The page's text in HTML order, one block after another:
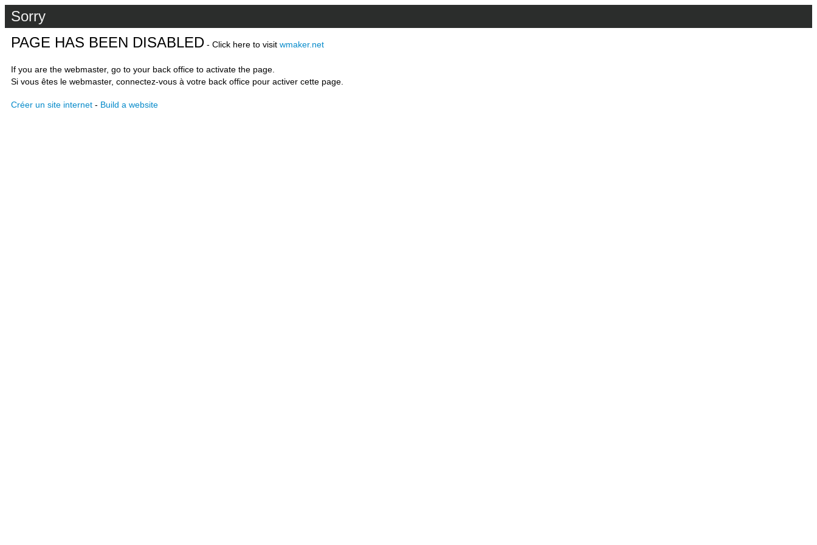
Sorry
PAGE HAS BEEN DISABLED - Click here to visit wmaker.net
If you are the webmaster, go to your back office to activate the page.
Si vous êtes le webmaster, connectez-vous à votre back office pour activer cette page.
Créer un site internet - Build a website